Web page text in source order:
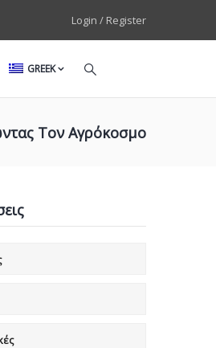
Login / Register
GREEK
Τον Αγρόκοσμο